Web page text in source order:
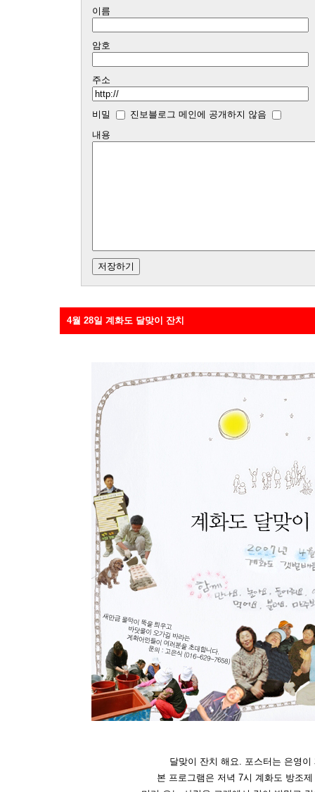
이름
암호
주소
비밀
진보블로그 메인에 공개하지 않음
내용
4월 28일 계화도 달맞이 잔치
달맞이 잔치 해요. 포스터는 은영이
본 프로그램은 저녁 7시 계화도 방조